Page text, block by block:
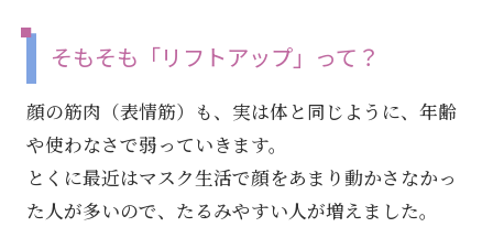
そもそも「リフトアップ」って？
顔の筋肉（表情筋）も、実は体と同じように、年齢
や使わなさで弱っていきます。
とくに最近はマスク生活で顔をあまり動かさなかっ
た人が多いので、たるみやすい人が増えました。